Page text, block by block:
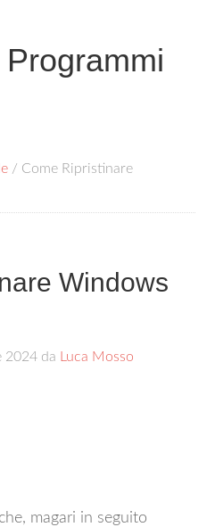
/ Come Ripristinare
Windows
2024 da Luca Mosso
magari in seguito